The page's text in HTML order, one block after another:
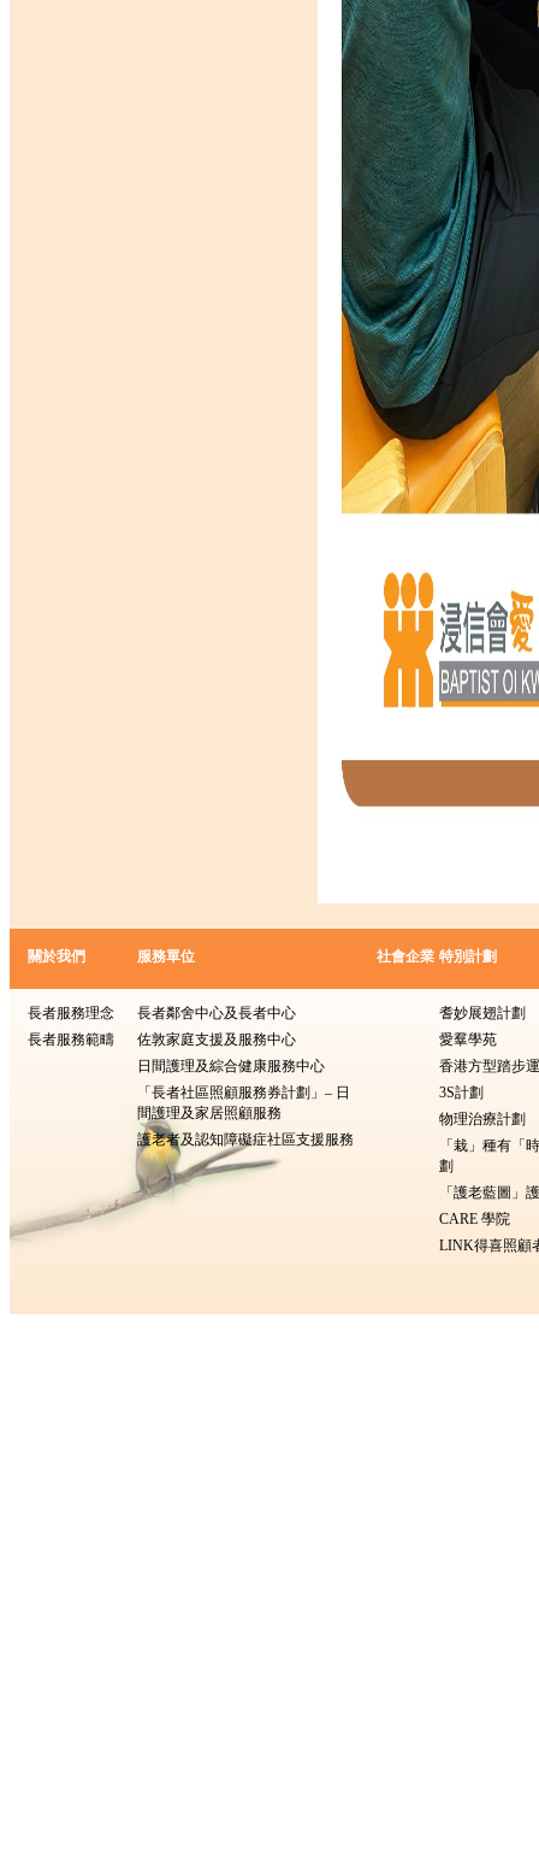
關於我們
長者服務理念
長者服務範疇
服務單位
長者鄰舍中心及長者中心
佐敦家庭支援及服務中心
日間護理及綜合健康服務中心
「長者社區照顧服務券計劃」– 日
間護理及家居照顧服務
護老者及認知障礙症社區支援服務
社會企業 特別計劃
耆妙展翅計劃
愛羣學苑
香港方型踏步
3S計劃
物理治療計劃
「栽」種有
劃
「護老藍圖」
CARE 學院
LINK得喜照顧